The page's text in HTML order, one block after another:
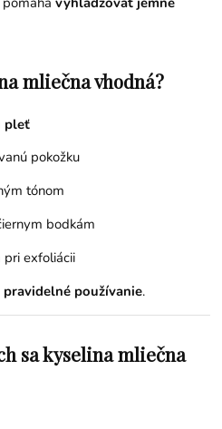
mliečna vhodná?
pleť
pokožku
tónom
bodkám
exfoliácii
používanie.
sa kyselina mliečna